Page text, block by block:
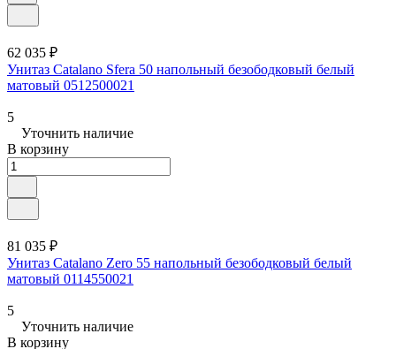
62 035 ₽
Унитаз Catalano Sfera 50 напольный безободковый белый
матовый 0512500021
5
Уточнить наличие
В корзину
81 035 ₽
Унитаз Catalano Zero 55 напольный безободковый белый
матовый 0114550021
5
Уточнить наличие
В корзину